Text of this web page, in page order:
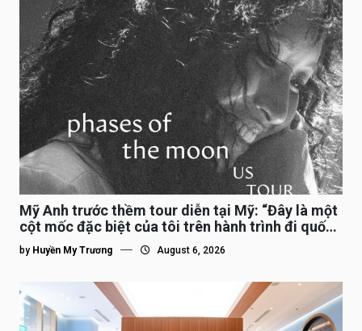
Mỹ Anh trước thềm tour diễn tại Mỹ: “Đây là một
cột mốc đặc biệt của tôi trên hành trình đi quốc
tế”
by Huyền My Trương August 6, 2026